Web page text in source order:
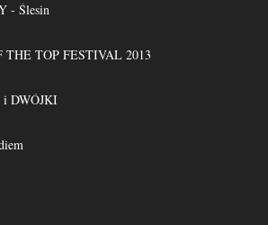
- Ślesin
THE TOP FESTIVAL 2013
DWÓJKI